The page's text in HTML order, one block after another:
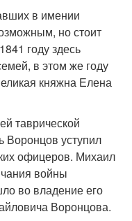
в имении
но стоит
году здесь
в этом же году
княжна Елена
таврической
Воронцов уступил
офицеров. Михаил
войны
во владение его
Воронцова.